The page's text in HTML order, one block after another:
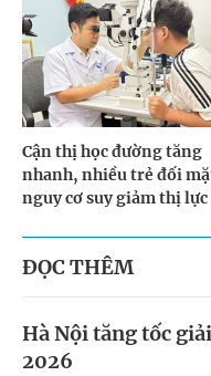
Cận thị học đường tăng
nhanh, nhiều trẻ đối
nguy cơ suy giảm thị lực
ĐỌC THÊM
Hà Nội tăng tốc
2026